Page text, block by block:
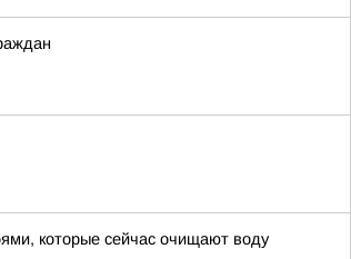
которые сейчас очищают воду